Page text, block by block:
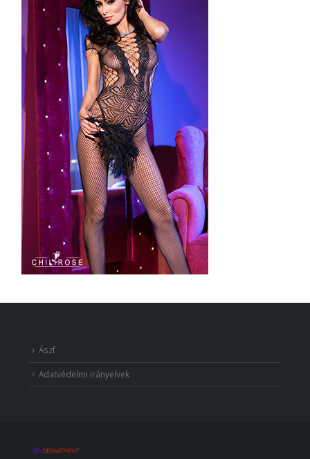
Ászf
Adatvédelmi irányelvek